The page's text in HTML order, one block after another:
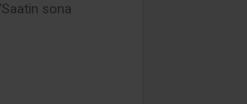
sona